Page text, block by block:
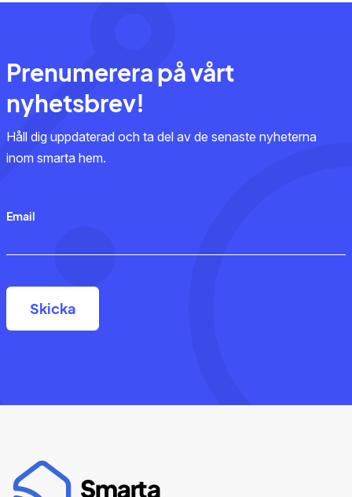
Prenumerera på vårt
nyhetsbrev!
Håll dig uppdaterad och ta del av de senaste nyheterna
inom smarta hem.
Email